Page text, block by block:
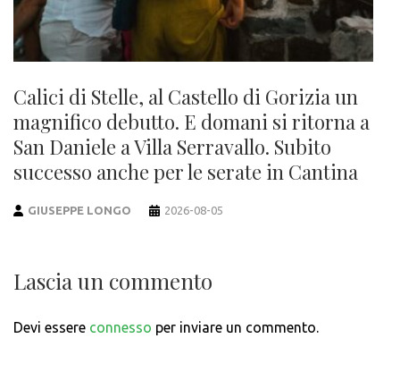
Calici di Stelle, al Castello di Gorizia un
magnifico debutto. E domani si ritorna a
San Daniele a Villa Serravallo. Subito
successo anche per le serate in Cantina
GIUSEPPE LONGO 2026-08-05
Lascia un commento
Devi essere connesso per inviare un commento.